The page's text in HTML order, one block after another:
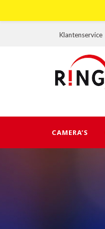
Klantenservice
CAMERA’S